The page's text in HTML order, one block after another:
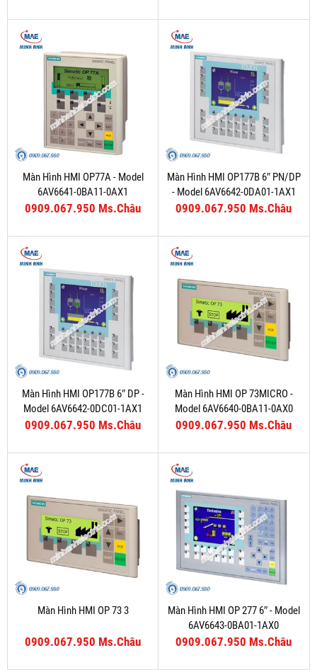
Màn Hình HMI OP77A - Model
6AV6641-0BA11-0AX1
0909.067.950 Ms.Châu
Màn Hình HMI OP177B 6″ PN/DP
- Model 6AV6642-0DA01-1AX1
0909.067.950 Ms.Châu
Màn Hình HMI OP177B 6″ DP -
Model 6AV6642-0DC01-1AX1
0909.067.950 Ms.Châu
Màn Hình HMI OP 73MICRO -
Model 6AV6640-0BA11-0AX0
0909.067.950 Ms.Châu
Màn Hình HMI OP 73 3
0909.067.950 Ms.Châu
Màn Hình HMI OP 277 6″ - Model
6AV6643-0BA01-1AX0
0909.067.950 Ms.Châu